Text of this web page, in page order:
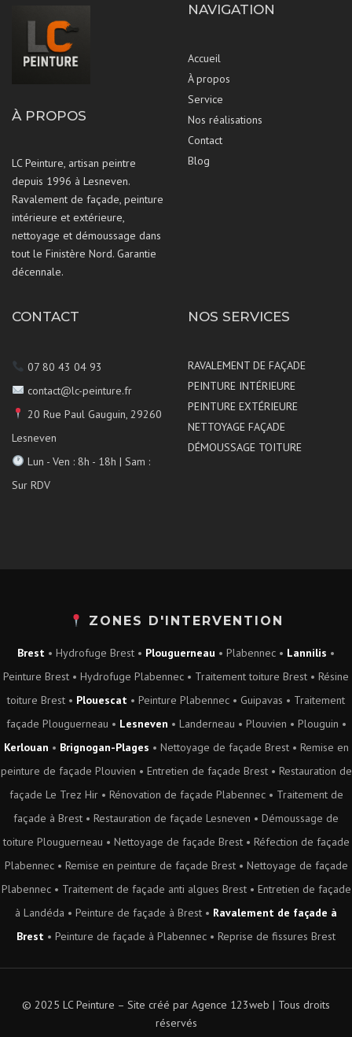
À PROPOS
LC Peinture, artisan peintre
depuis 1996 à Lesneven.
Ravalement de façade, peinture
intérieure et extérieure,
nettoyage et démoussage dans
tout le Finistère Nord. Garantie
décennale.
NAVIGATION
Accueil
À propos
Service
Nos réalisations
Contact
Blog
CONTACT
07 80 43 04 93
contact@lc-peinture.fr
20 Rue Paul Gauguin, 29260
Lesneven
Lun - Ven : 8h - 18h | Sam :
Sur RDV
NOS SERVICES
RAVALEMENT DE FAÇADE
PEINTURE INTÉRIEURE
PEINTURE EXTÉRIEURE
NETTOYAGE FAÇADE
DÉMOUSSAGE TOITURE
ZONES D'INTERVENTION
Brest • Hydrofuge Brest • Plouguerneau • Plabennec • Lannilis •
Peinture Brest • Hydrofuge Plabennec • Traitement toiture Brest • Résine
toiture Brest • Plouescat • Peinture Plabennec • Guipavas • Traitement
façade Plouguerneau • Lesneven • Landerneau • Plouvien • Plouguin •
Kerlouan • Brignogan-Plages • Nettoyage de façade Brest• Remise en
peinture de façade Plouvien • Entretien de façade Brest• Restauration de
façade Le Trez Hir• Rénovation de façade Plabennec• Traitement de
façade à Brest • Restauration de façade Lesneven • Démoussage de
toiture Plouguerneau • Nettoyage de façade Brest• Réfection de façade
Plabennec• Remise en peinture de façade Brest• Nettoyage de façade
Plabennec• Traitement de façade anti algues Brest• Entretien de façade
à Landéda • Peinture de façade à Brest • Ravalement de façade à
Brest • Peinture de façade à Plabennec • Reprise de fissures Brest
© 2025 LC Peinture – Site créé par Agence 123web | Tous droits
réservés